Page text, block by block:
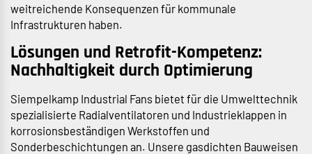
weitreichende Konsequenzen für kommunale
Infrastrukturen haben.
Lösungen und Retrofit-Kompetenz:
Nachhaltigkeit durch Optimierung
Siempelkamp Industrial Fans bietet für die Umwelttechnik
spezialisierte Radialventilatoren und Industrieklappen in
korrosionsbeständigen Werkstoffen und
Sonderbeschichtungen an. Unsere gasdichten Bauweisen